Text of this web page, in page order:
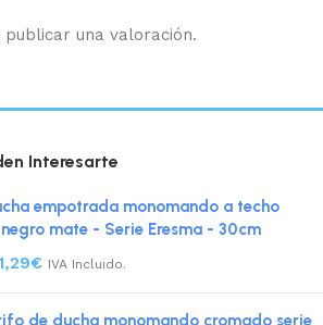
publicar una valoración.
Interesarte
empotrada monomando a techo
mate - Serie Eresma - 30cm
€ IVA Incluido.
de ducha monomando cromado serie